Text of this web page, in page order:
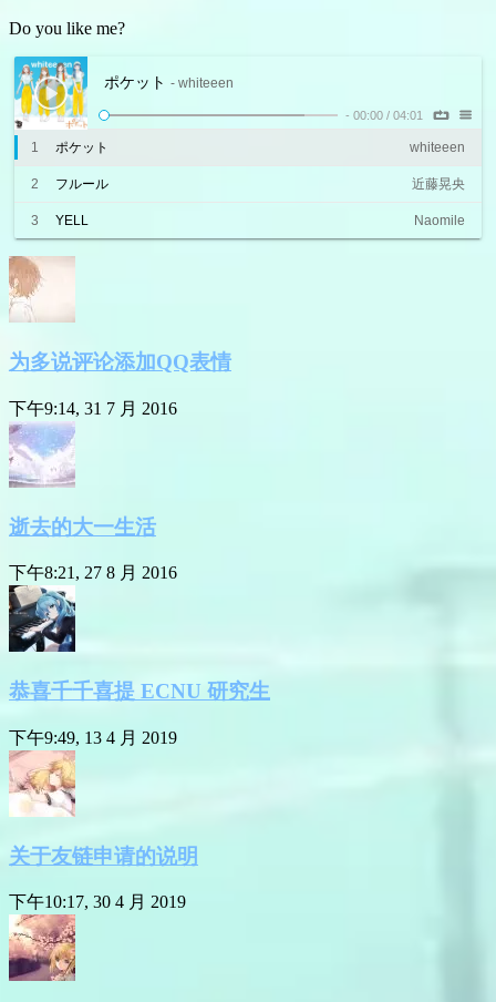
Do you like me?
ポケット - whiteeen
- 00:00 / 04:01
1 ポケット whiteeen
2 フルール 近藤晃央
3 YELL Naomile
为多说评论添加QQ表情
下午9:14, 31 7 月 2016
逝去的大一生活
下午8:21, 27 8 月 2016
恭喜千千喜提 ECNU 研究生
下午9:49, 13 4 月 2019
关于友链申请的说明
下午10:17, 30 4 月 2019